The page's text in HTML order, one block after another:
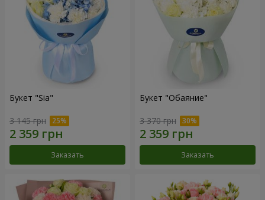
Букет "Sia"
3 145 грн
Заказать
Букет "Обаяние"
3 370 грн
Заказать